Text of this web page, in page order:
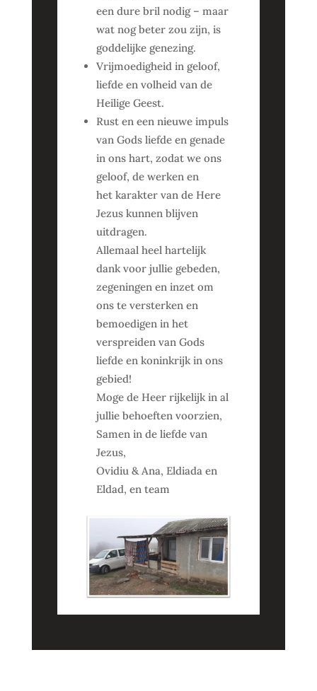
een dure bril nodig – maar
wat nog beter zou zijn, is
goddelijke genezing.
Vrijmoedigheid in geloof,
liefde en volheid van de
Heilige Geest.
Rust en een nieuwe impuls
van Gods liefde en genade
in ons hart, zodat we ons
geloof, de werken en
het karakter van de Here
Jezus kunnen blijven
uitdragen.
Allemaal heel hartelijk
dank voor jullie gebeden,
zegeningen en inzet om
ons te versterken en
bemoedigen in het
verspreiden van Gods
liefde en koninkrijk in ons
gebied!
Moge de Heer rijkelijk in al
jullie behoeften voorzien,
Samen in de liefde van
Jezus,
Ovidiu & Ana, Eldiada en
Eldad, en team